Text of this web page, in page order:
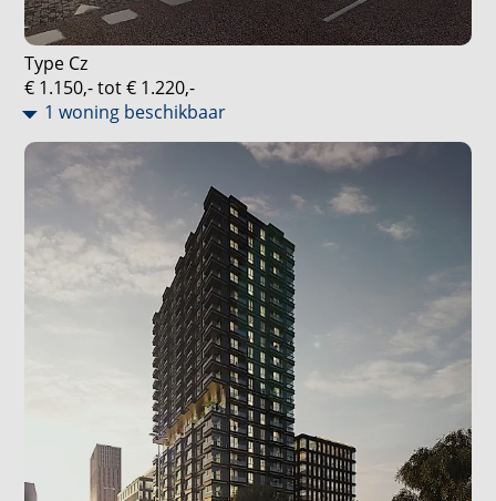
Type Cz
€ 1.150,- tot € 1.220,-
1 woning beschikbaar